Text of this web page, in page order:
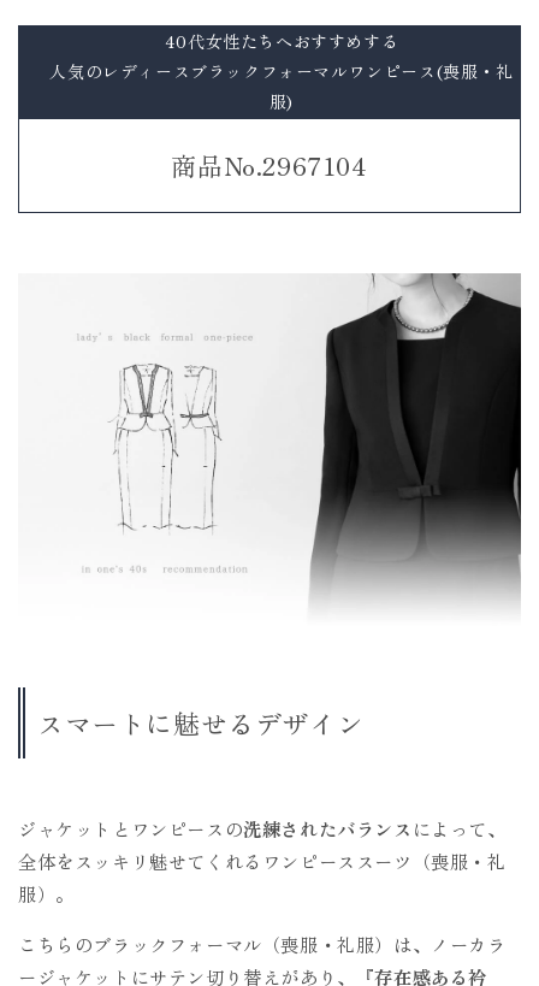
40代女性たちへおすすめする
人気のレディースブラックフォーマルワンピース(喪服・礼
服)
商品No.2967104
スマートに魅せるデザイン
ジャケットとワンピースの洗練されたバランス によって、
全体をスッキリ魅せてくれるワンピーススーツ（喪服・礼
服）。
こちらのブラックフォーマル（喪服・礼服）は、ノーカラ
ージャケットにサテン切り替えがあり、
『存在感ある衿